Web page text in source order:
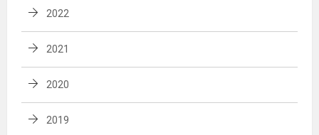
2022
2021
2020
2019